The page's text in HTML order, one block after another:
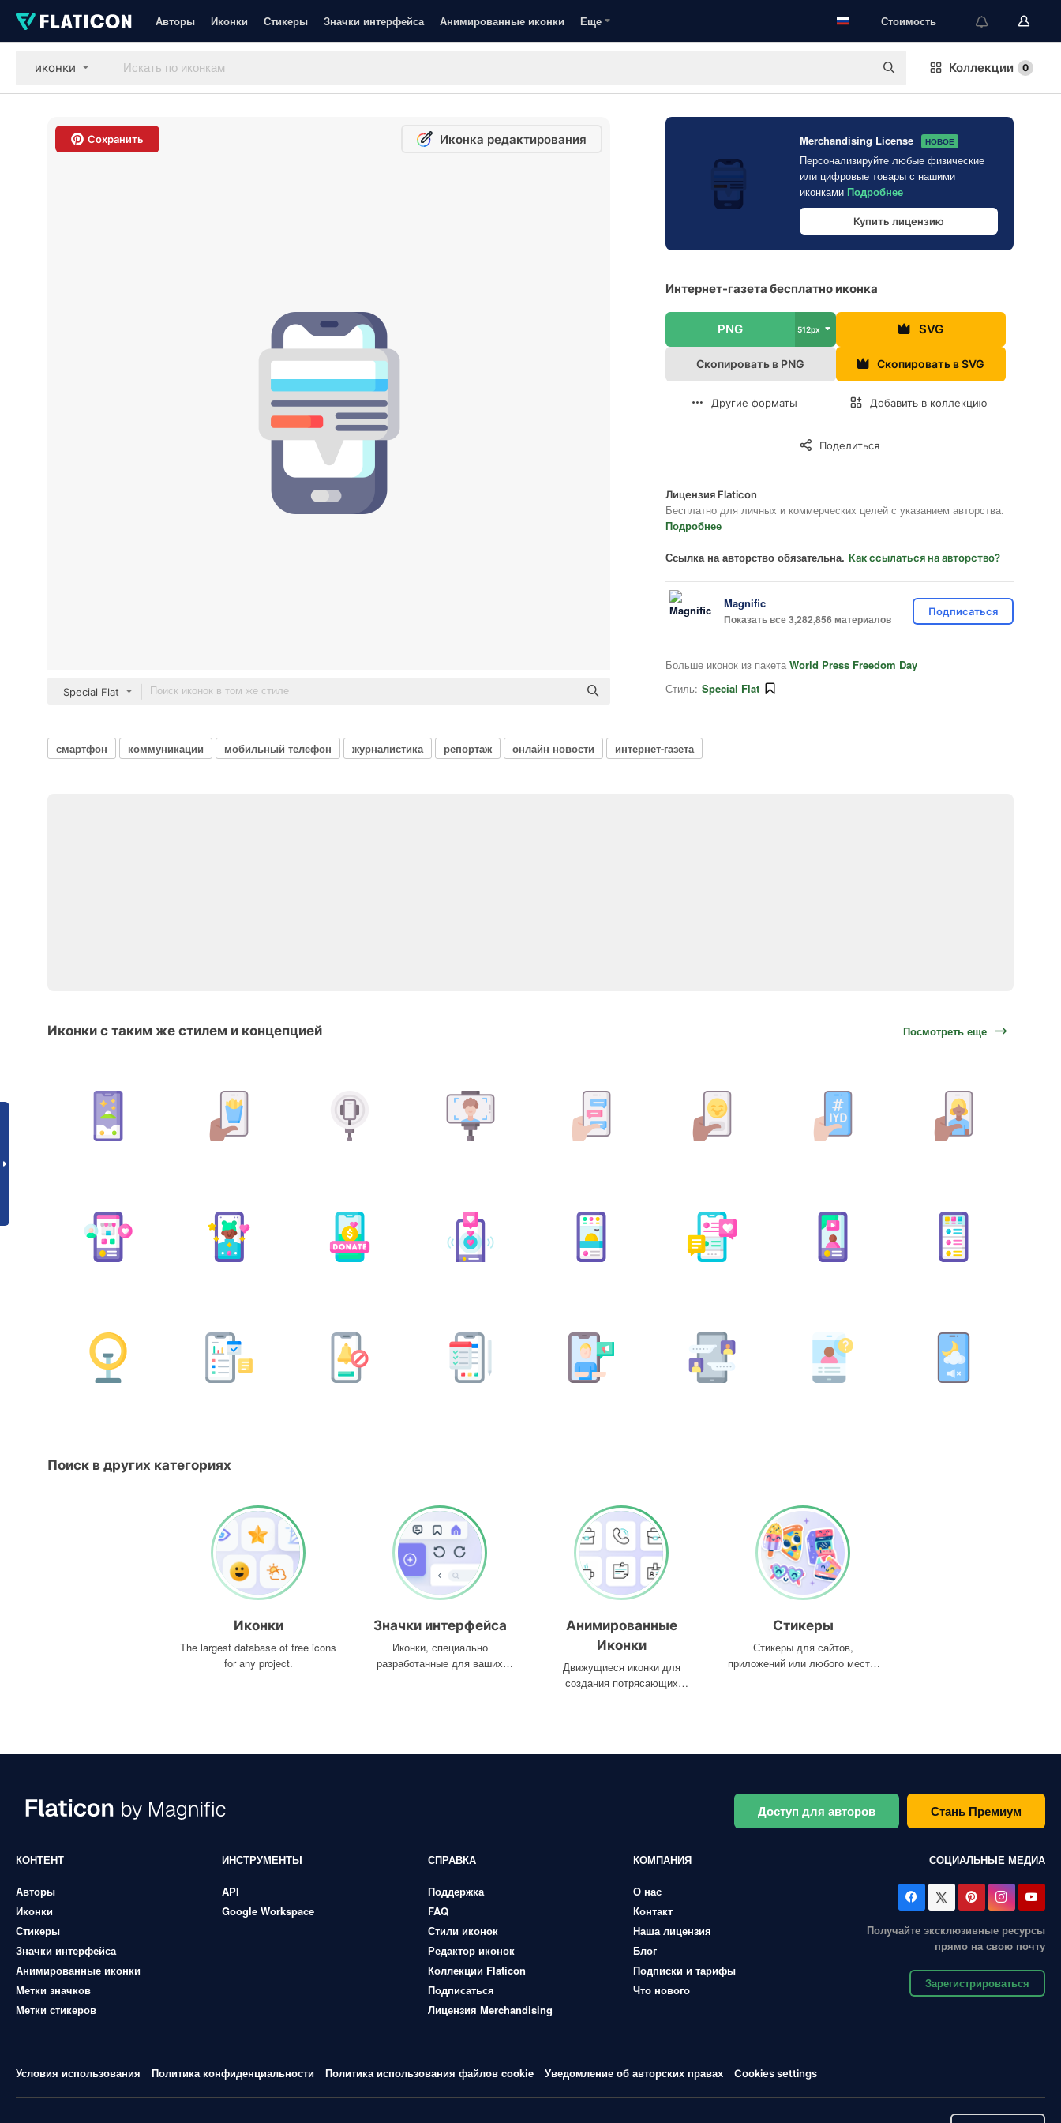
Авторы Иконки Стикеры Значки интерфейса Анимированные иконки Еще Стоимость
иконки Коллекции 0
Сохранить Иконка редактирования
Special Flat
Merchandising License НОВОЕ
Персонализируйте любые физические
или цифровые товары с нашими
иконками Подробнее
Купить лицензию
Интернет-газета бесплатно иконка
PNG 512px SVG
Скопировать в PNG Скопировать в SVG
Другие форматы Добавить в коллекцию
Поделиться
Лицензия Flaticon
Бесплатно для личных и коммерческих целей с указанием авторства.
Подробнее
Ссылка на авторство обязательна. Как ссылаться на авторство?
Magnific
Показать все 3,282,856 материалов
Подписаться
Больше иконок из пакета World Press Freedom Day
Стиль: Special Flat
смартфон коммуникации мобильный телефон журналистика репортаж онлайн новости интернет-газета
Иконки с таким же стилем и концепцией Посмотреть еще
Поиск в других категориях
Иконки
The largest database of free icons
for any project.
Значки интерфейса
Иконки, специально
разработанные для ваших
Анимированные
Иконки
Движущиеся иконки для
создания потрясающих
Стикеры
Стикеры для сайтов,
приложений или любого места,
Доступ для авторов Стань Премиум
КОНТЕНТ
Авторы
Иконки
Стикеры
Значки интерфейса
Анимированные иконки
Метки значков
Метки стикеров
ИНСТРУМЕНТЫ
API
Google Workspace
СПРАВКА
Поддержка
FAQ
Стили иконок
Редактор иконок
Коллекции Flaticon
Подписаться
Лицензия Merchandising
КОМПАНИЯ
О нас
Контакт
Наша лицензия
Блог
Подписки и тарифы
Что нового
СОЦИАЛЬНЫЕ МЕДИА
Получайте эксклюзивные ресурсы
прямо на свою почту
Зарегистрироваться
Условия использования Политика конфиденциальности Политика использования файлов cookie Уведомление об авторских правах Cookies settings